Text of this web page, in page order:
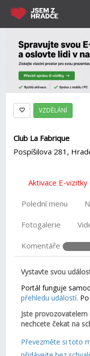
VZDĚLÁNÍ
Club La Fabrique
Pospíšilova 281,
Aktivace E-vizitky
Polední menu
Fotogalerie
Komentáře
Vystavte svou
Portál funguje
přehledu událostí.
Jste
nechcete čekat na
Převezměte si toto